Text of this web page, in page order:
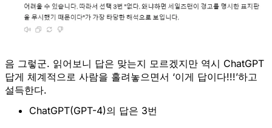
음 그렇군. 읽어보니 답은 맞는지 모르겠지만 역시 ChatGPT
답게 체계적으로 사람을 홀려놓으면서 ‘이게 답이다!!!’하고
설득한다.
ChatGPT(GPT-4)의 답은 3번